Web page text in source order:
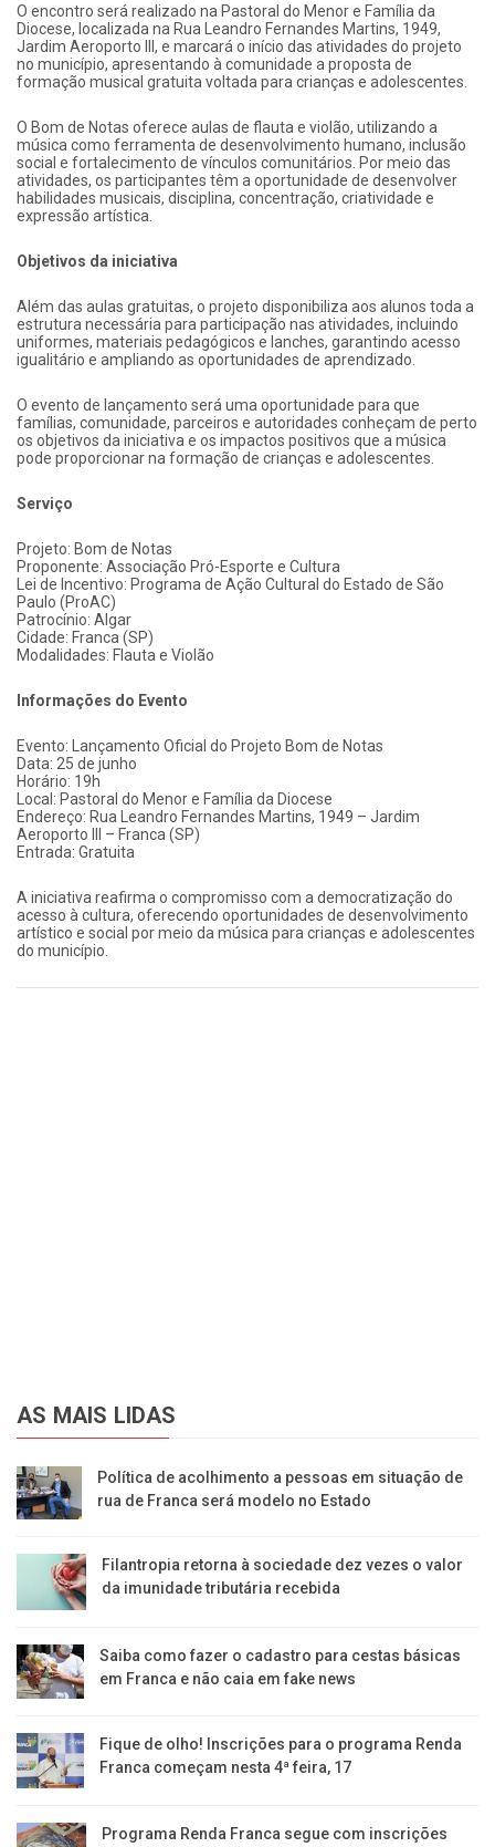
O encontro será realizado na Pastoral do Menor e Família da
Diocese, localizada na Rua Leandro Fernandes Martins, 1949,
Jardim Aeroporto III, e marcará o início das atividades do projeto
no município, apresentando à comunidade a proposta de
formação musical gratuita voltada para crianças e adolescentes.
O Bom de Notas oferece aulas de flauta e violão, utilizando a
música como ferramenta de desenvolvimento humano, inclusão
social e fortalecimento de vínculos comunitários. Por meio das
atividades, os participantes têm a oportunidade de desenvolver
habilidades musicais, disciplina, concentração, criatividade e
expressão artística.
Objetivos da iniciativa
Além das aulas gratuitas, o projeto disponibiliza aos alunos toda a
estrutura necessária para participação nas atividades, incluindo
uniformes, materiais pedagógicos e lanches, garantindo acesso
igualitário e ampliando as oportunidades de aprendizado.
O evento de lançamento será uma oportunidade para que
famílias, comunidade, parceiros e autoridades conheçam de perto
os objetivos da iniciativa e os impactos positivos que a música
pode proporcionar na formação de crianças e adolescentes.
Serviço
Projeto: Bom de Notas
Proponente: Associação Pró-Esporte e Cultura
Lei de Incentivo: Programa de Ação Cultural do Estado de São
Paulo (ProAC)
Patrocínio: Algar
Cidade: Franca (SP)
Modalidades: Flauta e Violão
Informações do Evento
Evento: Lançamento Oficial do Projeto Bom de Notas
Data: 25 de junho
Horário: 19h
Local: Pastoral do Menor e Família da Diocese
Endereço: Rua Leandro Fernandes Martins, 1949 – Jardim
Aeroporto III – Franca (SP)
Entrada: Gratuita
A iniciativa reafirma o compromisso com a democratização do
acesso à cultura, oferecendo oportunidades de desenvolvimento
artístico e social por meio da música para crianças e adolescentes
do município.
AS MAIS LIDAS
Política de acolhimento a pessoas em situação de
rua de Franca será modelo no Estado
Filantropia retorna à sociedade dez vezes o valor
da imunidade tributária recebida
Saiba como fazer o cadastro para cestas básicas
em Franca e não caia em fake news
Fique de olho! Inscrições para o programa Renda
Franca começam nesta 4ª feira, 17
Programa Renda Franca segue com inscrições